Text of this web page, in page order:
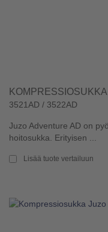
3521AD / 3522AD
Juzo Adventure AD on
hoitosukka. Erityisen ...
Lisää tuote vertailuun